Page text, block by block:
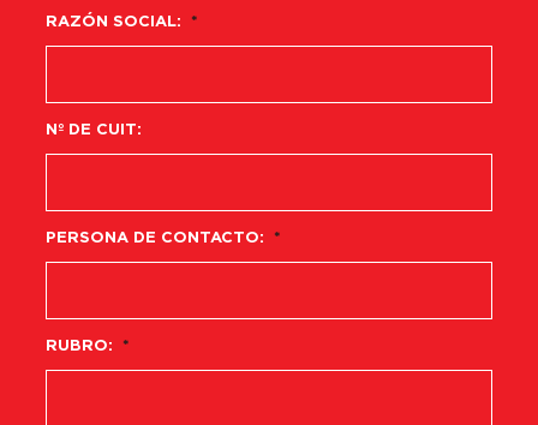
RAZÓN SOCIAL: *
Nº DE CUIT:
PERSONA DE CONTACTO: *
RUBRO: *